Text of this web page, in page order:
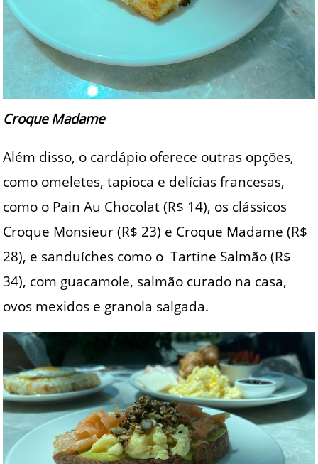
Croque Madame
Além disso, o cardápio oferece outras opções,
como omeletes, tapioca e delícias francesas,
como o Pain Au Chocolat (R$ 14), os clássicos
Croque Monsieur (R$ 23) e Croque Madame (R$
28), e sanduíches como o Tartine Salmão (R$
34), com guacamole, salmão curado na casa,
ovos mexidos e granola salgada.